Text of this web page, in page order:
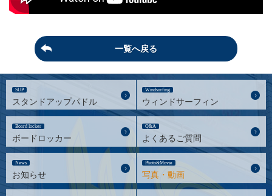
一覧へ戻る
SUP
スタンドアップパドル
Windsurfing
ウィンドサーフィン
Board locker
ボードロッカー
Q&A
よくあるご質問
News
お知らせ
Photo&Movie
写真・動画